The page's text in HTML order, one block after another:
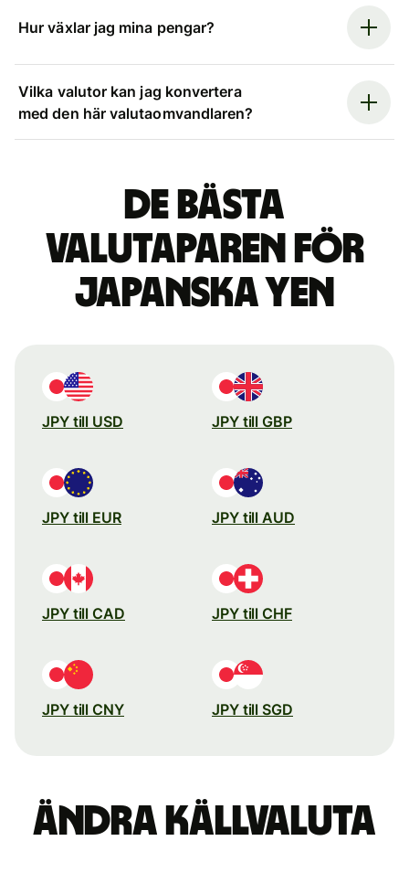
Hur växlar jag mina pengar?
Vilka valutor kan jag konvertera
med den här valutaomvandlaren?
De bästa
valutaparen för
japanska yen
JPY till USD JPY till GBP
JPY till EUR JPY till AUD
JPY till CAD JPY till CHF
JPY till CNY JPY till SGD
Ändra källvaluta